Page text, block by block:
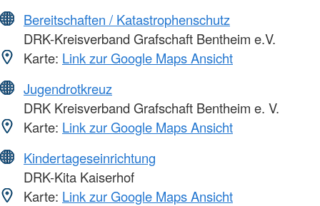
Bereitschaften / Katastrophenschutz
DRK-Kreisverband Grafschaft Bentheim e.V.
Karte: Link zur Google Maps Ansicht
Jugendrotkreuz
DRK Kreisverband Grafschaft Bentheim e. V.
Karte: Link zur Google Maps Ansicht
Kindertageseinrichtung
DRK-Kita Kaiserhof
Karte: Link zur Google Maps Ansicht